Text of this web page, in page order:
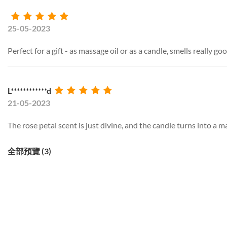
25-05-2023
Perfect for a gift - as massage oil or as a candle, smells really
L************d
21-05-2023
The rose petal scent is just divine, and the candle turns into a
全部預覽 (3)